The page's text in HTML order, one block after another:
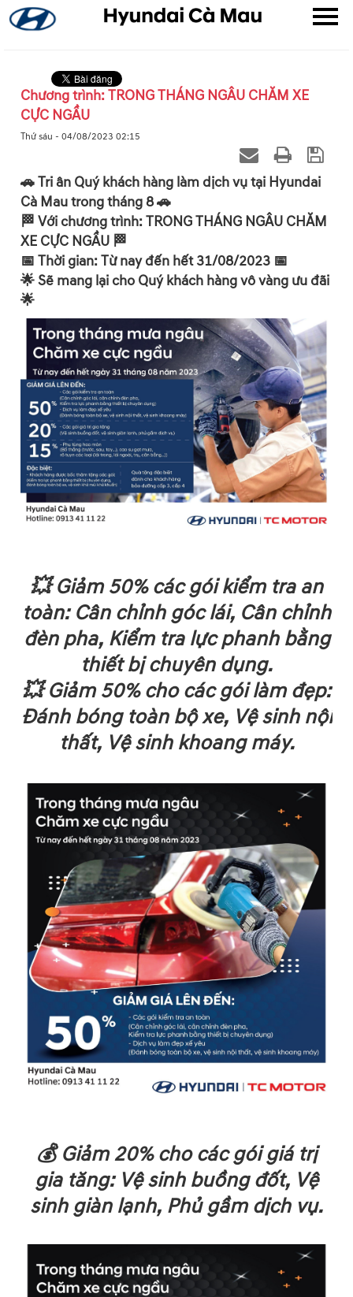
Chương trình: TRONG THÁNG NGÂU CHĂM XE
CỰC NGẦU
Thứ sáu - 04/08/2023 02:15
🚗 Tri ân Quý khách hàng làm dịch vụ tại Hyundai
Cà Mau trong tháng 8 🚗
🏁 Với chương trình: TRONG THÁNG NGÂU CHĂM
XE CỰC NGẦU 🏁
📅 Thời gian: Từ nay đến hết 31/08/2023 📅
🌟 Sẽ mang lại cho Quý khách hàng vô vàng ưu đãi
🌟
💥 Giảm 50% các gói kiểm tra an
toàn: Cân chỉnh góc lái, Cân chỉnh
đèn pha, Kiểm tra lực phanh bằng
thiết bị chuyên dụng.
💥 Giảm 50% cho các gói làm đẹp:
Đánh bóng toàn bộ xe, Vệ sinh nội
thất, Vệ sinh khoang máy.
💰 Giảm 20% cho các gói giá trị
gia tăng: Vệ sinh buồng đốt, Vệ
sinh giàn lạnh, Phủ gầm dịch vụ.